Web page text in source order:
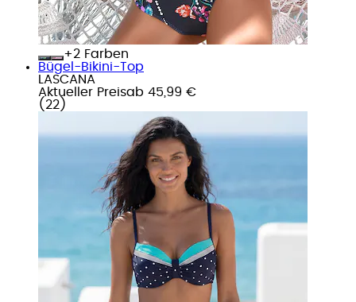
+
Farben
Bügel-Bikini-Top
LASCANA
Aktueller Preisab 45,99 €
( 22 )